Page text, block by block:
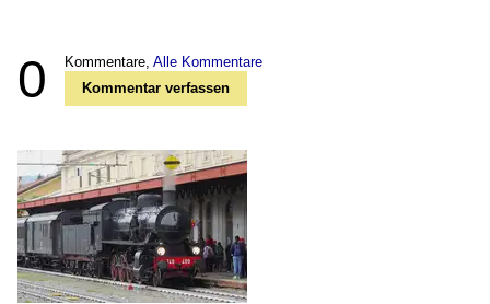
0 Kommentare, Alle Kommentare
Kommentar verfassen